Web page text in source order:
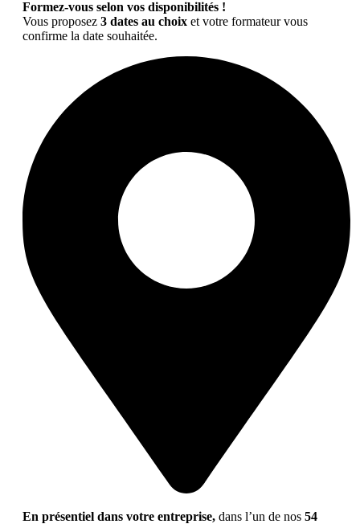
Formez-vous selon vos disponibilités !
Vous proposez 3 dates au choix et votre formateur vous
confirme la date souhaitée.
En présentiel dans votre entreprise, dans l’un de nos 54